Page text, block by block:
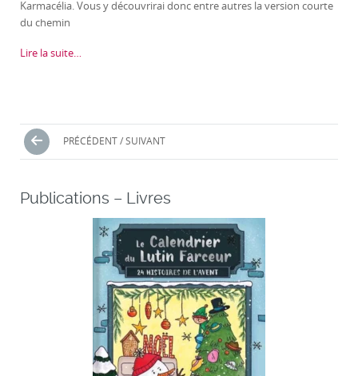
Karmacélia. Vous y découvrirai donc entre autres la version courte
du chemin
Lire la suite…
Navigation
des
PRÉCÉDENT / SUIVANT
Publications – Livres